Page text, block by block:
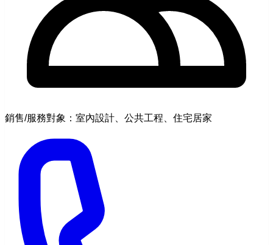
銷售/服務對象：室內設計、公共工程、住宅居家